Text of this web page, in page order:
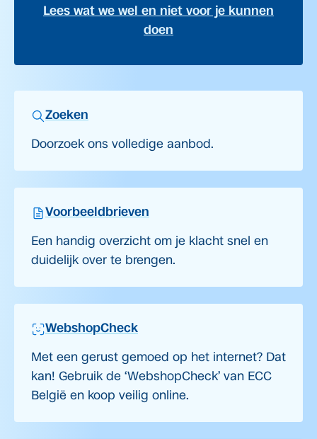
Lees wat we wel en niet voor je kunnen
doen
Zoeken
Doorzoek ons volledige aanbod.
Voorbeeldbrieven
Een handig overzicht om je klacht snel en
duidelijk over te brengen.
WebshopCheck
Met een gerust gemoed op het internet? Dat
kan! Gebruik de ‘WebshopCheck’ van ECC
België en koop veilig online.